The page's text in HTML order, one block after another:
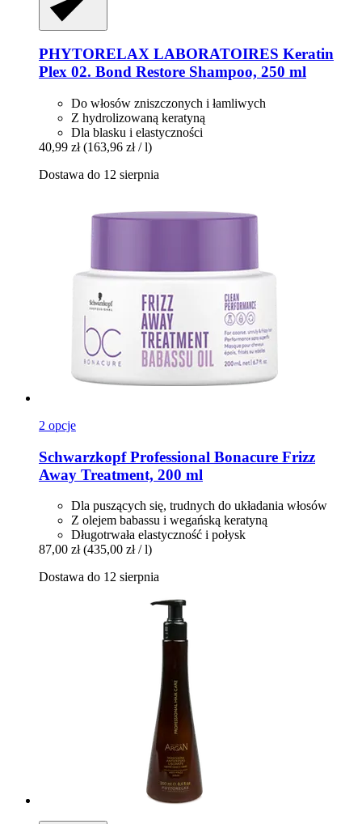
PHYTORELAX LABORATOIRES Keratin
Plex 02. Bond Restore Shampoo, 250 ml
Do włosów zniszczonych i łamliwych
Z hydrolizowaną keratyną
Dla blasku i elastyczności
40,99 zł (163,96 zł / l)
Dostawa do 12 sierpnia
2 opcje
Schwarzkopf Professional Bonacure Frizz
Away Treatment, 200 ml
Dla puszących się, trudnych do układania włosów
Z olejem babassu i wegańską keratyną
Długotrwała elastyczność i połysk
87,00 zł (435,00 zł / l)
Dostawa do 12 sierpnia